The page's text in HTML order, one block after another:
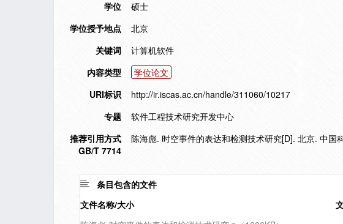
学位
硕士
学位授予地点
北京
关键词
计算机软件
内容类型
学位论文
URI标识
http://ir.iscas.ac.cn/handle/311060/10217
专题
软件工程技术研究开发中心
推荐引用方式
GB/T 7714
陈海彪. 时空事件的表达和检测技术研究[D]. 北京. 中国
条目包含的文件
文件名称/大小